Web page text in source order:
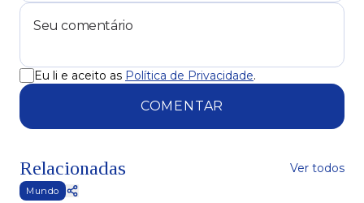
Eu li e aceito as Política de Privacidade.
COMENTAR
Relacionadas Ver todos
Mundo